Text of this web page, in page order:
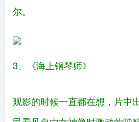
尔。
3、《海上钢琴师》
观影的时候一直都在想，片中